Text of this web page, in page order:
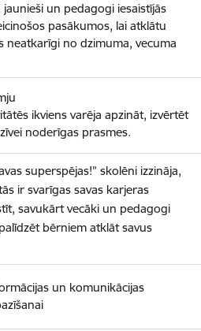
un pedagogi iesaistījās
pasākumos, lai atklātu
neatkarīgi no dzimuma, vecuma
ikviens varēja apzināt, izvērtēt
noderīgas prasmes.
superspējas!” skolēni izzināja,
ir svarīgas savas karjeras
savukārt vecāki un pedagogi
bērniem atklāt savus
un komunikācijas